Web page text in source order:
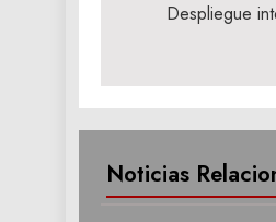
Despliegue
Noticias